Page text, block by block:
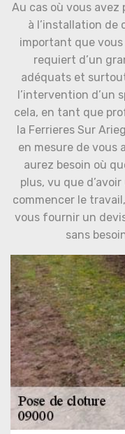
Au cas où vous avez
à l’installation de
important que
requiert d’un
adéquats et
l’intervention d’un
cela, en tant que
la Ferrieres Sur
en mesure de vous
aurez besoin où
plus, vu que
commencer le
vous fournir un
sans